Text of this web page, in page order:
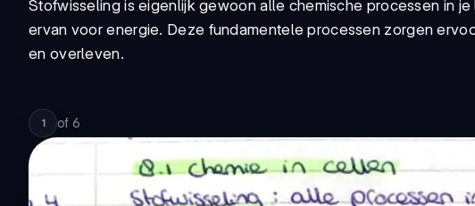
Stofwisseling is eigenlijk gewoon alle chemische processen in
ervan voor energie. Deze fundamentele processen zorgen
en overleven.
1 of 6